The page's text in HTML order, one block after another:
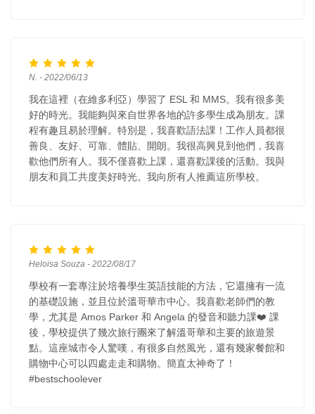
N. - 2022/06/13
我在這裡（在維多利亞）學習了 ESL 和 MMS。我有很多美
好的時光。我能夠與來自世界各地的許多學生成為朋友。課
程有趣且易於理解。特別是，我喜歡語法課！工作人員都很
善良、友好、可靠、體貼、開朗。我很高興見到他們，我喜
歡他們所有人。我不僅喜歡上課，還喜歡課後的活動。我與
朋友和員工共度美好時光。我向所有人推薦這所學校。
Heloisa Souza - 2022/08/17
學校有一套專注於培養學生英語技能的方法，它還擁有一流
的基礎設施，並且位於溫哥華市中心。我喜歡老師們的教
學，尤其是 Amos Parker 和 Angela 的發音和聽力課❤️ 課
後，學校提供了幾次旅行團來了解溫哥華和主要的旅遊景
點。這座城市令人驚嘆，有很多自然風光，還有幾家餐館和
購物中心可以四處走走和購物。簡直太神奇了！
#bestschoolever